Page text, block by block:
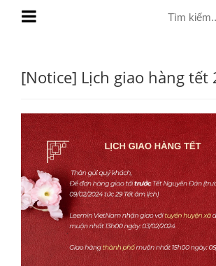
[Notice] Lịch giao hàng tết